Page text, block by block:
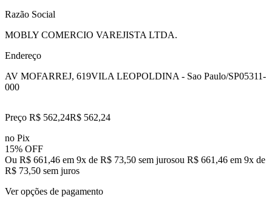
Razão Social
MOBLY COMERCIO VAREJISTA LTDA.
Endereço
AV MOFARREJ, 619VILA LEOPOLDINA - Sao Paulo/SP05311-
000
Preço R$ 562,24R$ 562,24
no Pix
15% OFF
Ou R$ 661,46 em 9x de R$ 73,50 sem jurosou R$ 661,46 em 9x de
R$ 73,50 sem juros
Ver opções de pagamento